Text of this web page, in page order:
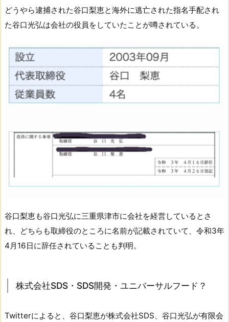
どうやら逮捕された谷口梨恵と海外に逃亡された指名手配され
た谷口光弘は会社の役員をしていたことが噂されている。
谷口梨恵も谷口光弘に三重県津市に会社を経営しているとさ
れ、どちらも取締役のところに名前が記載されていて、令和3年
4月16日に辞任されていることも判明。
株式会社SDS・SDS開発・ユニバーサルフード？
Twitterによると、 谷口梨恵が株式会社SDS、谷口光弘が有限会